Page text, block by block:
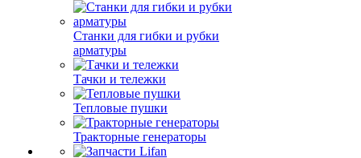
Станки для гибки и рубки
арматуры
Тачки и тележки
Тепловые пушки
Тракторные генераторы